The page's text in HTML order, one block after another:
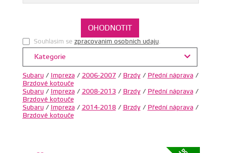
Souhlasim se zpracovanim osobnich udaju.
Kategorie
Subaru/ Impreza/ 2006-2007/ Brzdy/ Přední náprava/
Brzdové kotouče
Subaru/ Impreza/ 2008-2013/ Brzdy/ Přední náprava/
Brzdové kotouče
Subaru/ Impreza/ 2014-2018/ Brzdy/ Přední náprava/
Brzdové kotouče